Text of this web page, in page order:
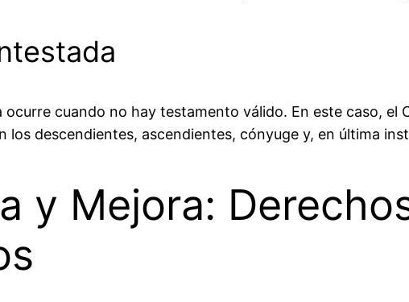
ocurre cuando no hay testamento válido. En este caso,
los descendientes, ascendientes, cónyuge y, en última
y Mejora: